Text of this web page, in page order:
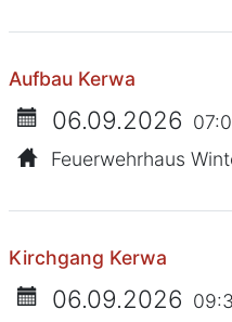
Aufbau Kerwa
06.09.2026
Feuerwehrhaus
Kirchgang Kerwa
06.09.2026